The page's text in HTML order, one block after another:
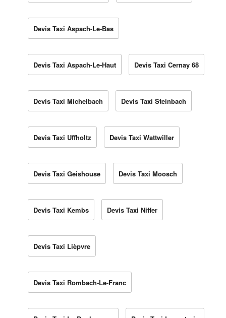
Devis Taxi Aspach-Le-Bas
Devis Taxi Aspach-Le-Haut Devis Taxi Cernay 68
Devis Taxi Michelbach Devis Taxi Steinbach
Devis Taxi Uffholtz Devis Taxi Wattwiller
Devis Taxi Geishouse Devis Taxi Moosch
Devis Taxi Kembs Devis Taxi Niffer
Devis Taxi Lièpvre
Devis Taxi Rombach-Le-Franc